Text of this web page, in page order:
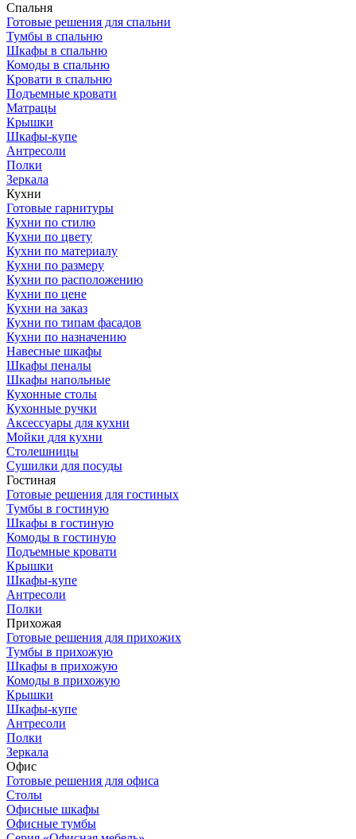
Спальня
Готовые решения для спальни
Тумбы в спальню
Шкафы в спальню
Комоды в спальню
Кровати в спальню
Подъемные кровати
Матрацы
Крышки
Шкафы-купе
Антресоли
Полки
Зеркала
Кухни
Готовые гарнитуры
Кухни по стилю
Кухни по цвету
Кухни по материалу
Кухни по размеру
Кухни по расположению
Кухни по цене
Кухни на заказ
Кухни по типам фасадов
Кухни по назначению
Навесные шкафы
Шкафы пеналы
Шкафы напольные
Кухонные столы
Кухонные ручки
Аксессуары для кухни
Мойки для кухни
Столешницы
Сушилки для посуды
Гостиная
Готовые решения для гостиных
Тумбы в гостиную
Шкафы в гостиную
Комоды в гостиную
Подъемные кровати
Крышки
Шкафы-купе
Антресоли
Полки
Прихожая
Готовые решения для прихожих
Тумбы в прихожую
Шкафы в прихожую
Комоды в прихожую
Крышки
Шкафы-купе
Антресоли
Полки
Зеркала
Офис
Готовые решения для офиса
Столы
Офисные шкафы
Офисные тумбы